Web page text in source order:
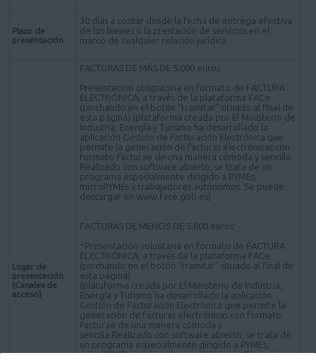
Plazo de
presentación
30 días a contar desde la fecha de entrega efectiva
de los bienes o la prestación de servicios en el
marco de cualquier relación jurídica.
Lugar de
presentación
(Canales de
acceso)
FACTURAS DE MÁS DE 5.000 euros:
Presentación obligatoria en formato de FACTURA
ELECTRÓNICA, a través de la plataforma FACe
(pinchando en el botón "tramitar" situado al final de
esta página) (plataforma creada por El Ministerio de
Industria, Energía y Turismo ha desarrollado la
aplicación Gestión de Facturación Electrónica que
permite la generación de facturas electrónicas con
formato Facturae de una manera cómoda y sencilla.
Realizado con software abierto, se trata de un
programa especialmente dirigido a PYMEs,
microPYMEs y trabajadores autónomos. Se puede
descargar en www.face.gob.es)
FACTURAS DE MENOS DE 5.000 euros:
*Presentación voluntaria en formato de FACTURA
ELECTRÓNICA, a través de la plataforma FACe
(pinchando en el botón "tramitar" situado al final de
esta página)
(plataforma creada por El Ministerio de Industria,
Energía y Turismo ha desarrollado la aplicación
Gestión de Facturación Electrónica que permite la
generación de facturas electrónicas con formato
Facturae de una manera cómoda y
sencilla.Realizado con software abierto, se trata de
un programa especialmente dirigido a PYMEs,
microPYMEs y trabajadores autónomos. Se puede